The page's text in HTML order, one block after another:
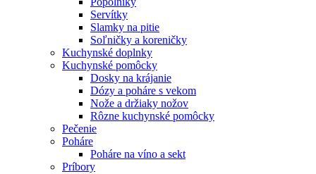
Servítky
Slamky na pitie
Soľničky a koreničky
Kuchynské doplnky
Kuchynské pomôcky
Dosky na krájanie
Dózy a poháre s vekom
Nože a držiaky nožov
Rôzne kuchynské pomôcky
Pečenie
Poháre
Poháre na víno a sekt
Príbory